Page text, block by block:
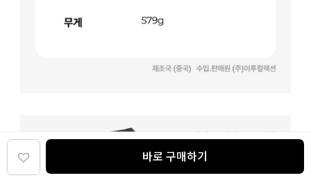
바로 구매하기